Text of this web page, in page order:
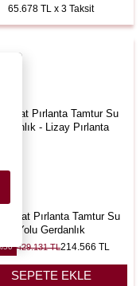
65.678 TL x 3 Taksit
Karat Pırlanta Tamtur Su
Yolu Gerdanlık
50 429.131TL214.566 TL
SEPETE EKLE